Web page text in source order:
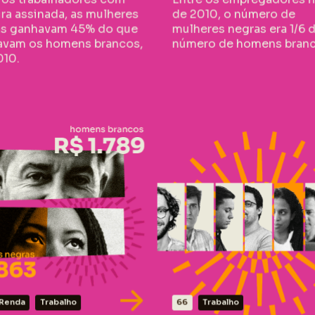
assinada, as mulheres
ganhavam 45% do que
os homens brancos,
Trabalho
com carteira assinada era
entre as mulheres negras e R$
1789,00 entre homens brancos.
IBGE | Censo 2010. Elaborado
pelo CEDRA.
de 2010, o número de
mulheres negras era 1/6
número de homens
66 Trabalho
como empregadores que
Fonte: IBGE | Censo 2010.
pelo
VER DADOS